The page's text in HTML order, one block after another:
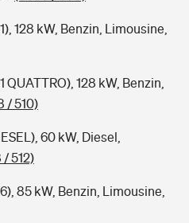
128 kW, Benzin, Limousine,
128 kW, Benzin,
/ 510)
60 kW, Diesel,
512)
85 kW, Benzin, Limousine,